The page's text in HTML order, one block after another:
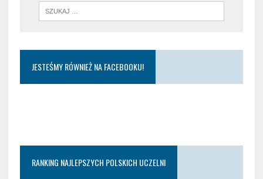
JESTEŚMY RÓWNIEŻ NA FACEBOOKU!
RANKING NAJLEPSZYCH POLSKICH UCZELNI